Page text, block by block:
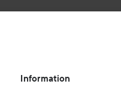
Information
Fragrances of the World